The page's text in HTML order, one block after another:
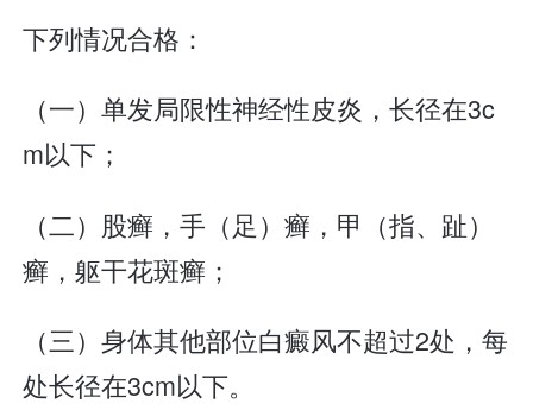
下列情况合格：
（一）单发局限性神经性皮炎，长径在3c
m以下；
（二）股癣，手（足）癣，甲（指、趾）
癣，躯干花斑癣；
（三）身体其他部位白癜风不超过2处，每
处长径在3cm以下。